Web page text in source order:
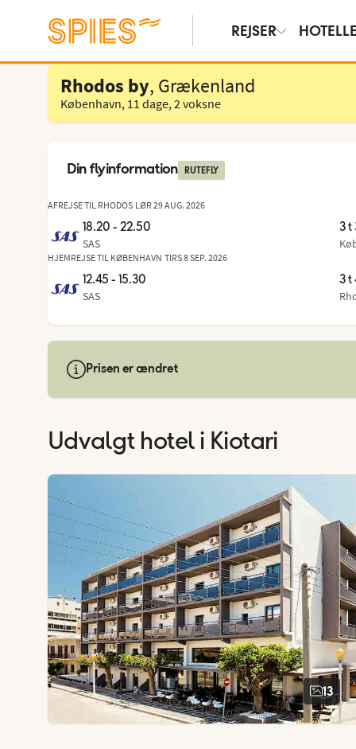
REJSER
Vælg hotel
Rhodos by, Grækenland
København, 11 dage,2 voksne
Din flyinformation RUTEFLY
AFREJSE TIL RHODOS LØR 29 AUG. 2026
18.20 - 22.50
SAS
3 t
Fra:
,til:
HJEMREJSE TIL KØBENHAVN TIRS 8 SEP. 2026
12.45 - 15.30
SAS
3 t
Fra:
,til:
Prisen er ændret
Udvalgt hotel i Kiotari
13